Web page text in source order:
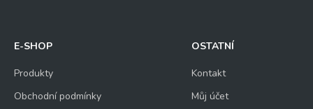
E-SHOP
Produkty
Obchodní podmínky
OSTATNÍ
Kontakt
Můj účet